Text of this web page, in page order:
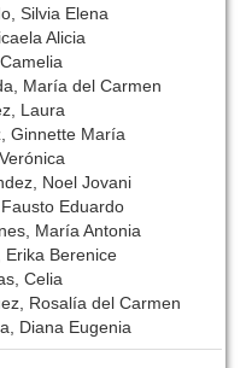
Silvia Elena
Alicia
María del Carmen
Laura
Ginnette María
Noel Jovani
Eduardo
María Antonia
Erika Berenice
Celia
Rosalía del Carmen
Diana Eugenia